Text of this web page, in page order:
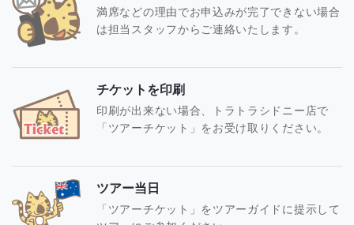
満席などの理由でお申込みが完了できない場合
は担当スタッフからご連絡いたします。
チケットを印刷
印刷が出来ない場合、トラトラシドニー店で
「ツアーチケット」をお受け取りください。
ツアー当日
「ツアーチケット」をツアーガイドに提示して